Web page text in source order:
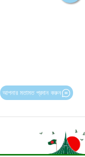
আপনার মতামত প্রদান করুন